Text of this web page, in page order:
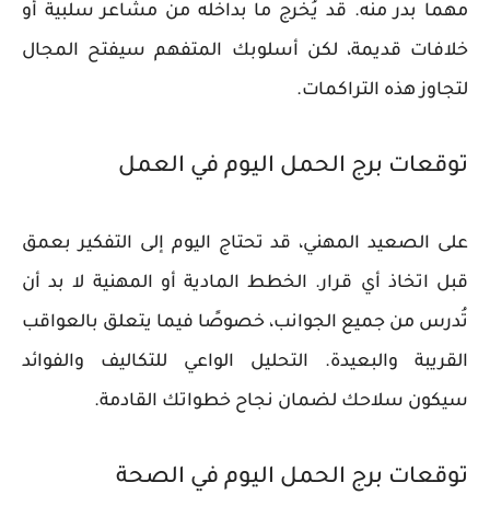
مهما بدر منه. قد يُخرج ما بداخله من مشاعر سلبية أو
خلافات قديمة، لكن أسلوبك المتفهم سيفتح المجال
لتجاوز هذه التراكمات.
توقعات برج الحمل اليوم في العمل
على الصعيد المهني، قد تحتاج اليوم إلى التفكير بعمق
قبل اتخاذ أي قرار. الخطط المادية أو المهنية لا بد أن
تُدرس من جميع الجوانب، خصوصًا فيما يتعلق بالعواقب
القريبة والبعيدة. التحليل الواعي للتكاليف والفوائد
سيكون سلاحك لضمان نجاح خطواتك القادمة.
توقعات برج الحمل اليوم في الصحة